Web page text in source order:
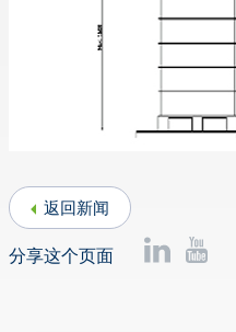
返回新闻
分享这个页面